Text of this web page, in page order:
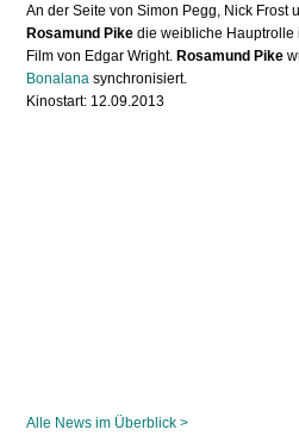
An der Seite von Simon Pegg, Nick Frost
Rosamund Pike die weibliche
Film von Edgar Wright.Rosamund Pike
Bonalana synchronisiert.
Kinostart: 12.09.2013
Alle News im Überblick >